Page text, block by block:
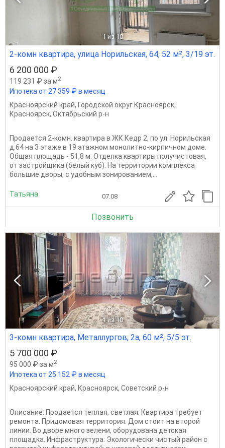
1 из 10
2-комн квартира, улица Норильская, 64, 52 м², 3/19 эт.
6 200 000 ₽
119 231 ₽ за м2
Ипотека от 27 359 ₽ в месяц
Красноярский край, Городской округ Красноярск,
Красноярск, Октябрьский р-н
Продается 2-комн. квартира в ЖК Кедр 2, по ул. Норильская
д.64 на 3 этаже в 19 этажном монолитно-кирпичном доме.
Общая площадь - 51,8 м. Отделка квартиры получистовая,
от застройщика (белый куб). На территории комплекса
большие дворы, с удобным зонированием,...
Татьяна 07.08
Позвонить
1 из 10
3-комн квартира, Металлургов, 2а, 60 м², 5/5 эт.
5 700 000 ₽
95 000 ₽ за м2
Ипотека от 25 152 ₽ в месяц
Красноярский край, Красноярск, Советский р-н
Описание: Продается теплая, светлая. Квартира требует
ремонта. Придомовая территория: Дом стоит на второй
линии. Во дворе много зелени, оборудована детская
площадка. Инфраструктура: Экологически чистый район с